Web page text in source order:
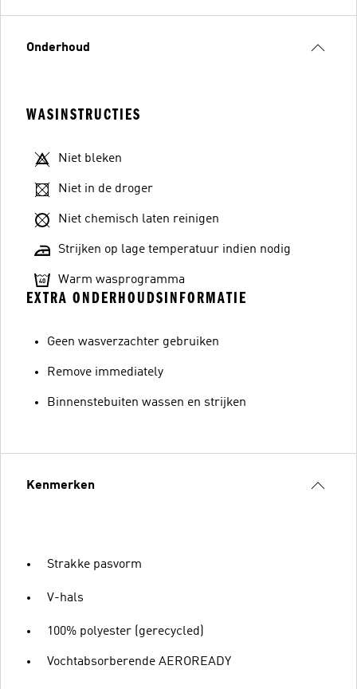
Onderhoud
WASINSTRUCTIES
Niet bleken
Niet in de droger
Niet chemisch laten reinigen
Strijken op lage temperatuur indien nodig
Warm wasprogramma
EXTRA ONDERHOUDSINFORMATIE
Geen wasverzachter gebruiken
Remove immediately
Binnenstebuiten wassen en strijken
Kenmerken
Strakke pasvorm
V-hals
100% polyester (gerecycled)
Vochtabsorberende AEROREADY